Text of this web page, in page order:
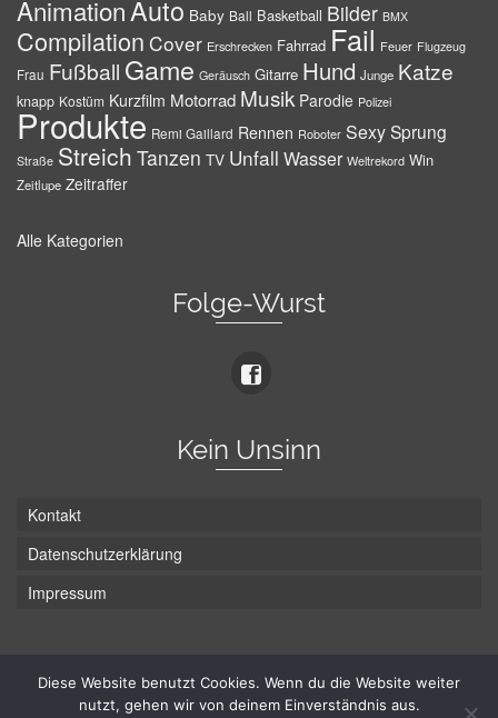
AnimationAuto Baby Ball Basketball Bilder BMX
Compilation Cover Erschrecken Fahrrad Fail Feuer Flugzeug
Frau Fußball Game Geräusch Gitarre Hund Junge Katze
knapp Kostüm Kurzfilm Motorrad Musik Parodie Polizei
Produkte Remi Gaillard Rennen Roboter SexySprung
Straße Streich Tanzen TV Unfall Wasser Weltrekord Win
Zeitlupe Zeitraffer
Alle Kategorien
Folge-Wurst
Kein Unsinn
Kontakt
Datenschutzerklärung
Impressum
© Hans-Wurst.net - Gute Laune seit 2005
Diese Website benutzt Cookies. Wenn du die Website weiter
nutzt, gehen wir von deinem Einverständnis aus.